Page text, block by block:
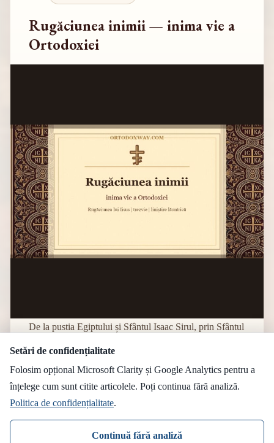
Rugăciunea inimii — inima vie a
Ortodoxiei
De la pustia Egiptului și Sfântul Isaac Sirul, prin Sfântul
Velicicovski și Sfântul Iosif Isihastul — firul neîntrerupt
al rugăciunii lui Iisus în tradiția ortodoxă și semnificația
lui pentru orice creștin.
Daniel G
18/04/2026
Setări de confidențialitate
Folosim opțional Microsoft Clarity și Google Analytics pentru a
înțelege cum sunt citite articolele. Poți continua fără analiză.
Politica de confidențialitate.
Continuă fără analiză